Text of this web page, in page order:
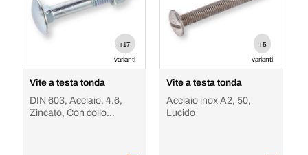
+17
varianti
Vite a testa tonda
DIN 603, Acciaio, 4.6,
Zincato, Con collo
+5
varianti
Vite a testa tonda
Acciaio inox A2, 50,
Lucido